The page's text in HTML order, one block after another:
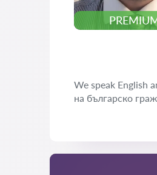
We speak English
на българско